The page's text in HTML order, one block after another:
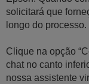
solicitará que
longo do processo.
Clique na opção
chat no canto
nossa assistente